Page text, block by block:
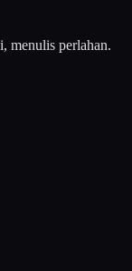
menulis perlahan.